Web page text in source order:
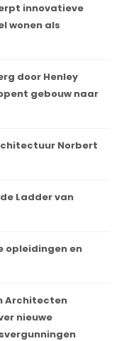
innovatieve
wonen als
door Henley
gebouw naar
Norbert
Ladder van
opleidingen en
Architecten
nieuwe